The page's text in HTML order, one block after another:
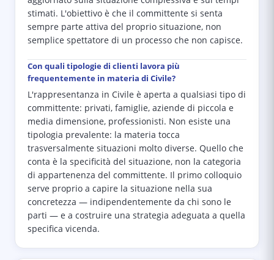
stimati. L'obiettivo è che il committente si senta
sempre parte attiva del proprio situazione, non
semplice spettatore di un processo che non capisce.
Con quali tipologie di clienti lavora più
frequentemente in materia di Civile?
L'rappresentanza in Civile è aperta a qualsiasi tipo di
committente: privati, famiglie, aziende di piccola e
media dimensione, professionisti. Non esiste una
tipologia prevalente: la materia tocca
trasversalmente situazioni molto diverse. Quello che
conta è la specificità del situazione, non la categoria
di appartenenza del committente. Il primo colloquio
serve proprio a capire la situazione nella sua
concretezza — indipendentemente da chi sono le
parti — e a costruire una strategia adeguata a quella
specifica vicenda.